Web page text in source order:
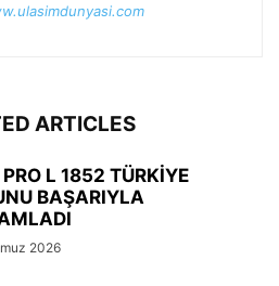
ARTICLES
L 1852 TÜRKİYE
BAŞARIYLA
2026